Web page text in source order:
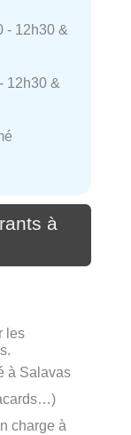
- 12h30 &
12h30 &
à
les
à Salavas
charge à